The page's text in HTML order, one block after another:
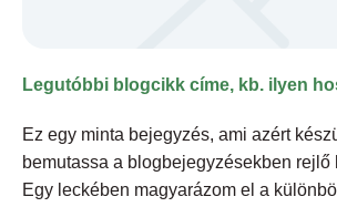
Legutóbbi blogcikk címe, kb. ilyen
Ez egy minta bejegyzés, ami azért
bemutassa a blogbejegyzésekben rejlő
Egy leckében magyarázom el a